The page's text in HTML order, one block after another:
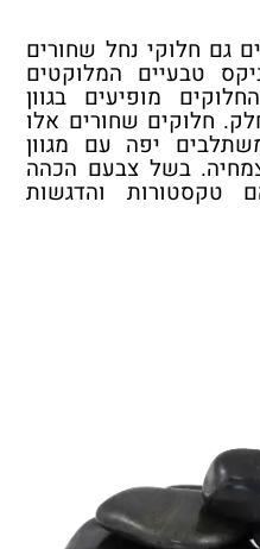
גם חלוקי נחל שחורים
טבעיים המלוקטים
מופיעים בגוון
חלוקים שחורים אלו
יפה עם מגוון
בשל צבעם הכהה
טקסטורות והדגשות